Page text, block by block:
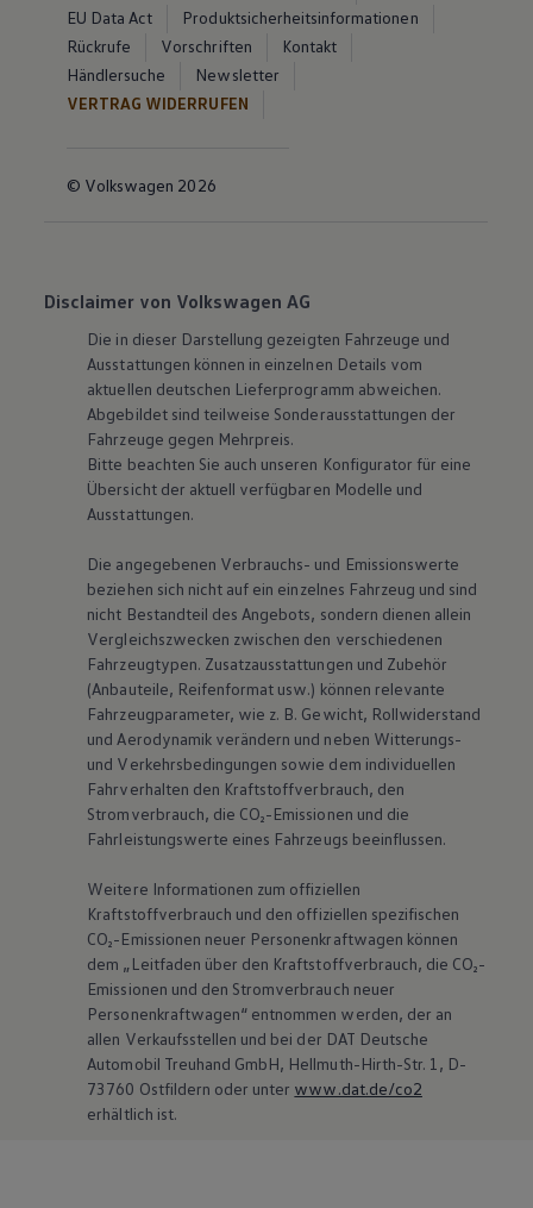
EU Data Act
Produktsicherheitsinformationen
Rückrufe
Vorschriften
Kontakt
Händlersuche
Newsletter
VERTRAG WIDERRUFEN
© Volkswagen 2026
Disclaimer von Volkswagen AG
Die in dieser Darstellung gezeigten Fahrzeuge und
Ausstattungen können in einzelnen Details vom
aktuellen deutschen Lieferprogramm abweichen.
Abgebildet sind teilweise Sonderausstattungen der
Fahrzeuge gegen Mehrpreis.
Bitte beachten Sie auch unseren Konfigurator für eine
Übersicht der aktuell verfügbaren Modelle und
Ausstattungen.
Die angegebenen Verbrauchs- und Emissionswerte
beziehen sich nicht auf ein einzelnes Fahrzeug und sind
nicht Bestandteil des Angebots, sondern dienen allein
Vergleichszwecken zwischen den verschiedenen
Fahrzeugtypen. Zusatzausstattungen und Zubehör
(Anbauteile, Reifenformat usw.) können relevante
Fahrzeugparameter, wie z. B. Gewicht, Rollwiderstand
und Aerodynamik verändern und neben Witterungs-
und Verkehrsbedingungen sowie dem individuellen
Fahrverhalten den Kraftstoffverbrauch, den
Stromverbrauch, die CO₂-Emissionen und die
Fahrleistungswerte eines Fahrzeugs beeinflussen.
Weitere Informationen zum offiziellen
Kraftstoffverbrauch und den offiziellen spezifischen
CO₂-Emissionen neuer Personenkraftwagen können
dem „Leitfaden über den Kraftstoffverbrauch, die CO₂-
Emissionen und den Stromverbrauch neuer
Personenkraftwagen“ entnommen werden, der an
allen Verkaufsstellen und bei der DAT Deutsche
Automobil Treuhand GmbH, Hellmuth-Hirth-Str. 1, D-
73760 Ostfildern oder unter www.dat.de/co2
erhältlich ist.